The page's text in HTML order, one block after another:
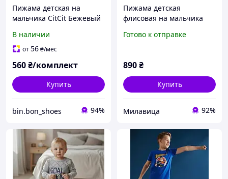
Пижама детская на
мальчика CitCit Бежевый
В наличии
от56₴/мес
560₴/комплект
Купить
bin.bon_shoes 94%
Пижама детская
флисовая на мальчика
зел.Турция.
Готово к отправке
890₴
Купить
Милавица 92%